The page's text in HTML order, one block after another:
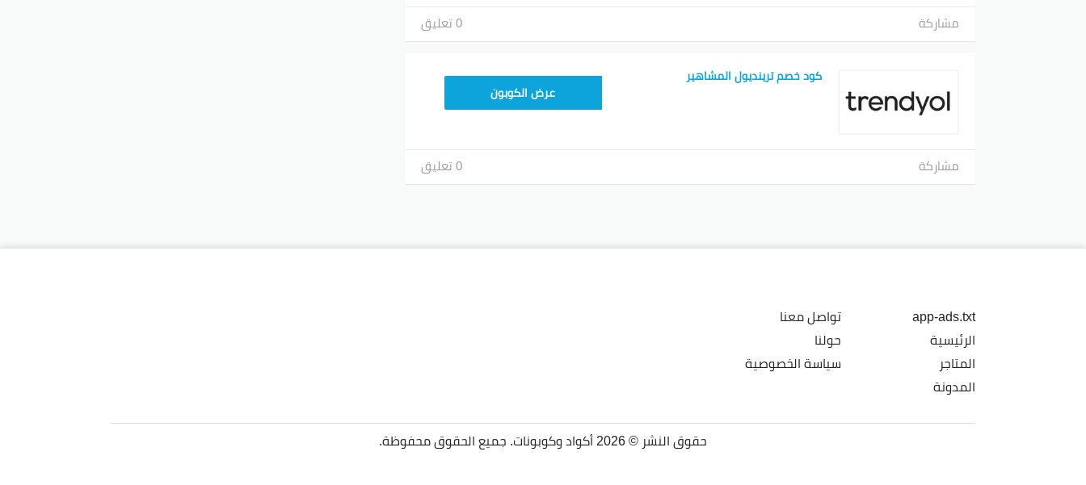
مشاركة 0 تعليق
كود خصم ترينديول المشاهير
عرض الكوبون
مشاركة 0 تعليق
app-ads.txt
الرئيسية
المتاجر
المدونة
تواصل معنا
حولنا
سياسة الخصوصية
حقوق النشر © 2026 أكواد وكوبونات. جميع الحقوق محفوظة.